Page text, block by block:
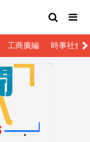
工商廣編 時事社會